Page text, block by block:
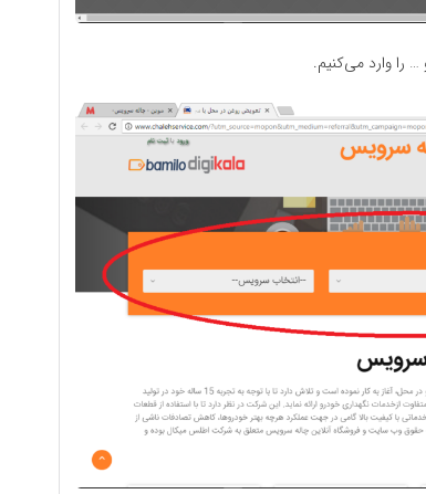
را وارد می‌کنیم.